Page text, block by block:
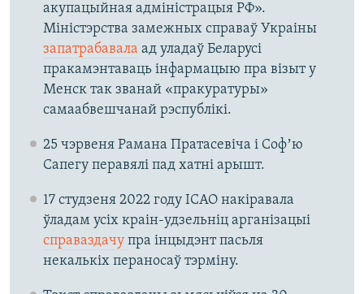
акупацыйная адміністрацыя РФ».
Міністэрства замежных справаў Украіны
запатрабавала ад уладаў Беларусі
пракамэнтаваць інфармацыю пра візыт у
Менск так званай «пракуратуры»
самаабвешчанай рэспублікі.
25 чэрвеня Рамана Пратасевіча і Софʼю
Сапегу перавялі пад хатні арышт.
17 студзеня 2022 году ІCАО накіравала
ўладам усіх краін-удзельніц арганізацыі
справаздачу пра інцыдэнт пасьля
некалькіх пераносаў тэрміну.